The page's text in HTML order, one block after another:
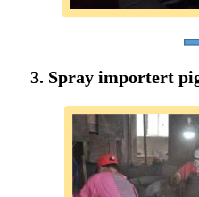
3. Spray importert